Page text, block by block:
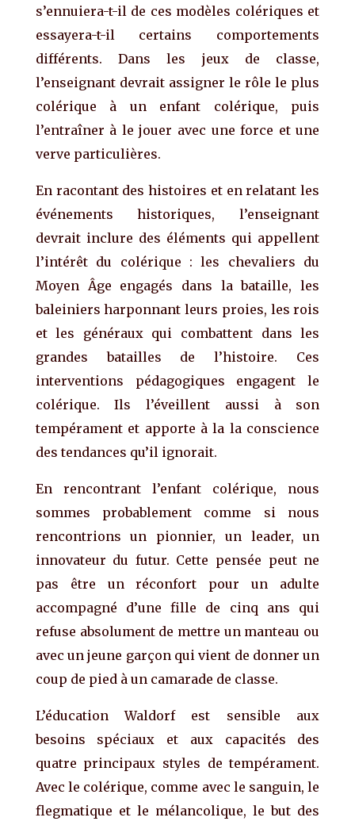
s’ennuiera-t-il de ces modèles colériques et
essayera-t-il certains comportements
différents. Dans les jeux de classe,
l’enseignant devrait assigner le rôle le plus
colérique à un enfant colérique, puis
l’entraîner à le jouer avec une force et une
verve particulières.
En racontant des histoires et en relatant les
événements historiques, l’enseignant
devrait inclure des éléments qui appellent
l’intérêt du colérique : les chevaliers du
Moyen Âge engagés dans la bataille, les
baleiniers harponnant leurs proies, les rois
et les généraux qui combattent dans les
grandes batailles de l’histoire. Ces
interventions pédagogiques engagent le
colérique. Ils l’éveillent aussi à son
tempérament et apporte à la la conscience
des tendances qu’il ignorait.
En rencontrant l’enfant colérique, nous
sommes probablement comme si nous
rencontrions un pionnier, un leader, un
innovateur du futur. Cette pensée peut ne
pas être un réconfort pour un adulte
accompagné d’une fille de cinq ans qui
refuse absolument de mettre un manteau ou
avec un jeune garçon qui vient de donner un
coup de pied à un camarade de classe.
L’éducation Waldorf est sensible aux
besoins spéciaux et aux capacités des
quatre principaux styles de tempérament.
Avec le colérique, comme avec le sanguin, le
flegmatique et le mélancolique, le but des